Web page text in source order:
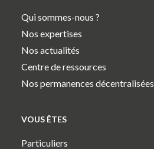
Qui sommes-nous ?
Nos expertises
Nos actualités
Centre de ressources
Nos permanences décentralisées
VOUS ÊTES
Particuliers